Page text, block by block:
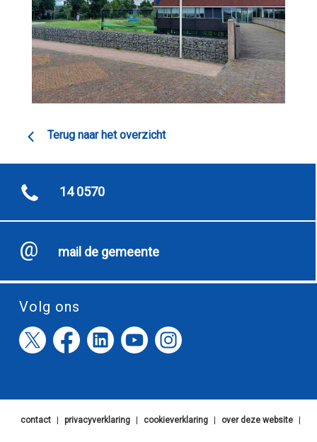
Terug naar het overzicht
14 0570
mail de gemeente
Volg ons
contact privacyverklaring cookieverklaring over deze website